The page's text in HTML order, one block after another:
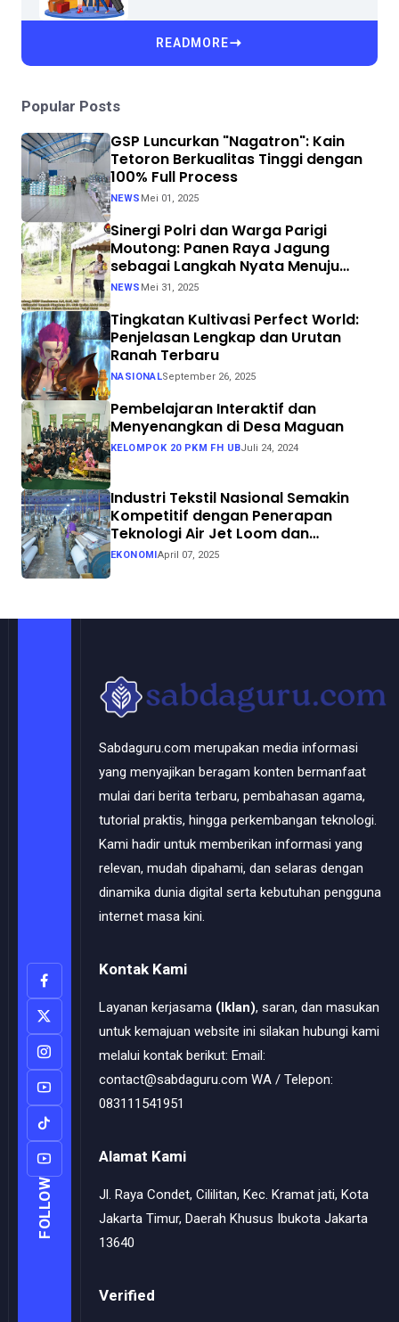
READMORE
Popular Posts
GSP Luncurkan "Nagatron": Kain
Tetoron Berkualitas Tinggi dengan
100% Full Process
NEWS Mei 01, 2025
Sinergi Polri dan Warga Parigi
Moutong: Panen Raya Jagung
sebagai Langkah Nyata Menuju
Swasembada Pangan
NEWS Mei 31, 2025
Tingkatan Kultivasi Perfect World:
Penjelasan Lengkap dan Urutan
Ranah Terbaru
NASIONALSeptember 26, 2025
Pembelajaran Interaktif dan
Menyenangkan di Desa Maguan
KELOMPOK 20 PKM FH UBJuli 24, 2024
Industri Tekstil Nasional Semakin
Kompetitif dengan Penerapan
Teknologi Air Jet Loom dan
Continuous Dyeing di CV. Garuda
Solo Perkasa
EKONOMIApril 07, 2025
FOLLOW
Sabdaguru.com merupakan media informasi
yang menyajikan beragam konten bermanfaat
mulai dari berita terbaru, pembahasan agama,
tutorial praktis, hingga perkembangan teknologi.
Kami hadir untuk memberikan informasi yang
relevan, mudah dipahami, dan selaras dengan
dinamika dunia digital serta kebutuhan pengguna
internet masa kini.
Kontak Kami
Layanan kerjasama (Iklan), saran, dan masukan
untuk kemajuan website ini silakan hubungi kami
melalui kontak berikut: Email:
contact@sabdaguru.com WA / Telepon:
083111541951
Alamat Kami
Jl. Raya Condet, Cililitan, Kec. Kramat jati, Kota
Jakarta Timur, Daerah Khusus Ibukota Jakarta
13640
Verified